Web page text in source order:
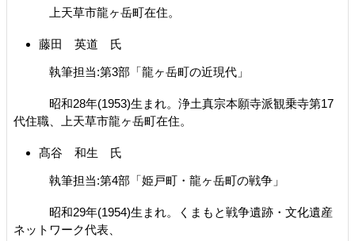
上天草市龍ヶ岳町在住。
藤田 英道 氏
執筆担当:第3部「龍ヶ岳町の近現代」
昭和28年(1953)生まれ。浄土真宗本願寺派観乗寺第17
代住職、上天草市龍ヶ岳町在住。
髙谷 和生 氏
執筆担当:第4部「姫戸町・龍ヶ岳町の戦争」
昭和29年(1954)生まれ。くまもと戦争遺跡・文化遺産
ネットワーク代表、